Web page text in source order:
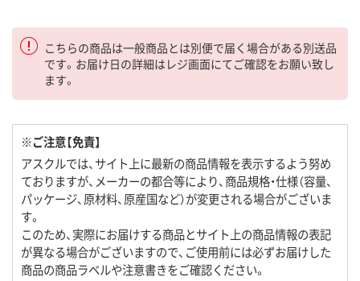
こちらの商品は一般商品とは別便で届く場合がある別送品
です。お届け日の詳細はレジ画面にてご確認をお願い致し
ます。
※ご注意【免責】
アスクルでは、サイト上に最新の商品情報を表示するよう努め
ておりますが、メーカーの都合等により、商品規格・仕様（容量、
パッケージ、原材料、原産国など）が変更される場合がございま
す。
このため、実際にお届けする商品とサイト上の商品情報の表記
が異なる場合がございますので、ご使用前には必ずお届けした
商品の商品ラベルや注意書きをご確認ください。